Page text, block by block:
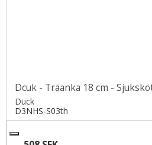
Dcuk - Träanka 18 cm -
Duck
D3NHS-S03th